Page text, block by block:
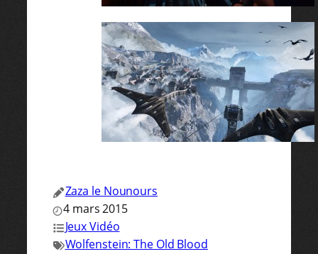
Zaza le Nounours
4 mars 2015
Jeux Vidéo
Wolfenstein: The Old Blood